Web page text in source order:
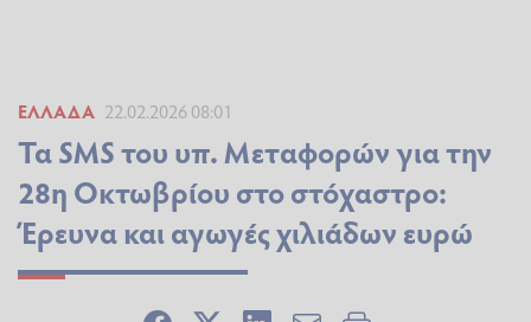
ΕΛΛΆΔΑ 22.02.2026 08:01
Τα SMS του υπ. Μεταφορών για την
28η Οκτωβρίου στο στόχαστρο:
Έρευνα και αγωγές χιλιάδων ευρώ